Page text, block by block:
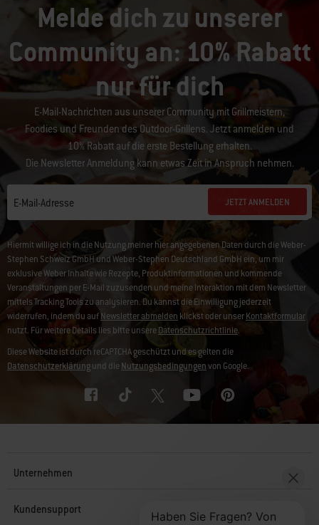
Melde dich zu unserer
Community an: 10% Rabatt
nur für dich
E-Mail-Nachrichten aus unserer Community mit Grillmeistern,
Foodies und Freunden des Outdoor-Grillens. Jetzt anmelden und
10% Rabatt auf die erste Bestellung erhalten.
Die Newsletter Anmeldung kann etwas Zeit in Anspruch nehmen.
E-Mail-Adresse JETZT ANMELDEN
Hiermit willige ich in die Nutzung meiner hier angegebenen Daten durch die Weber-
Stephen Schweiz GmbH und Weber-Stephen Deutschland GmbH ein, um mir
exklusive Weber Inhalte wie Rezepte, Produktinformationen und kommende
Veranstaltungen per E-Mail zuzusenden und meine Interaktion mit dem Newsletter
mittels Tracking Tools zu analysieren. Du kannst die Einwilligung jederzeit
widerrufen, indem du aufNewsletter abmelden klickst oder unserKontaktformular
nutzt. Für weitere Details lies bitte unsereDatenschutzrichtlinie.
Diese Website ist durch reCAPTCHA geschützt und es gelten die
Datenschutzerklärungund dieNutzungsbedingungenvon Google.
Unternehmen
Kundensupport